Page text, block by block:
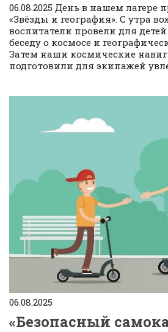
06.08.2025 День в нашем лагере
«Звёзды и география». С утра
воспитатели провели для
беседу о космосе и
Затем наши космические
подготовили для экипажей
06.08.2025
«Безопасный